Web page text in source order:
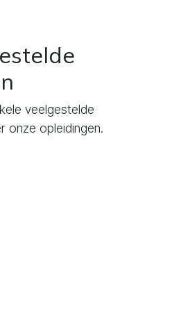
veelgestelde
onze opleidingen.